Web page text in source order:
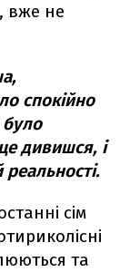
вже не
спокійно
дивишся, і
реальності.
сім
та